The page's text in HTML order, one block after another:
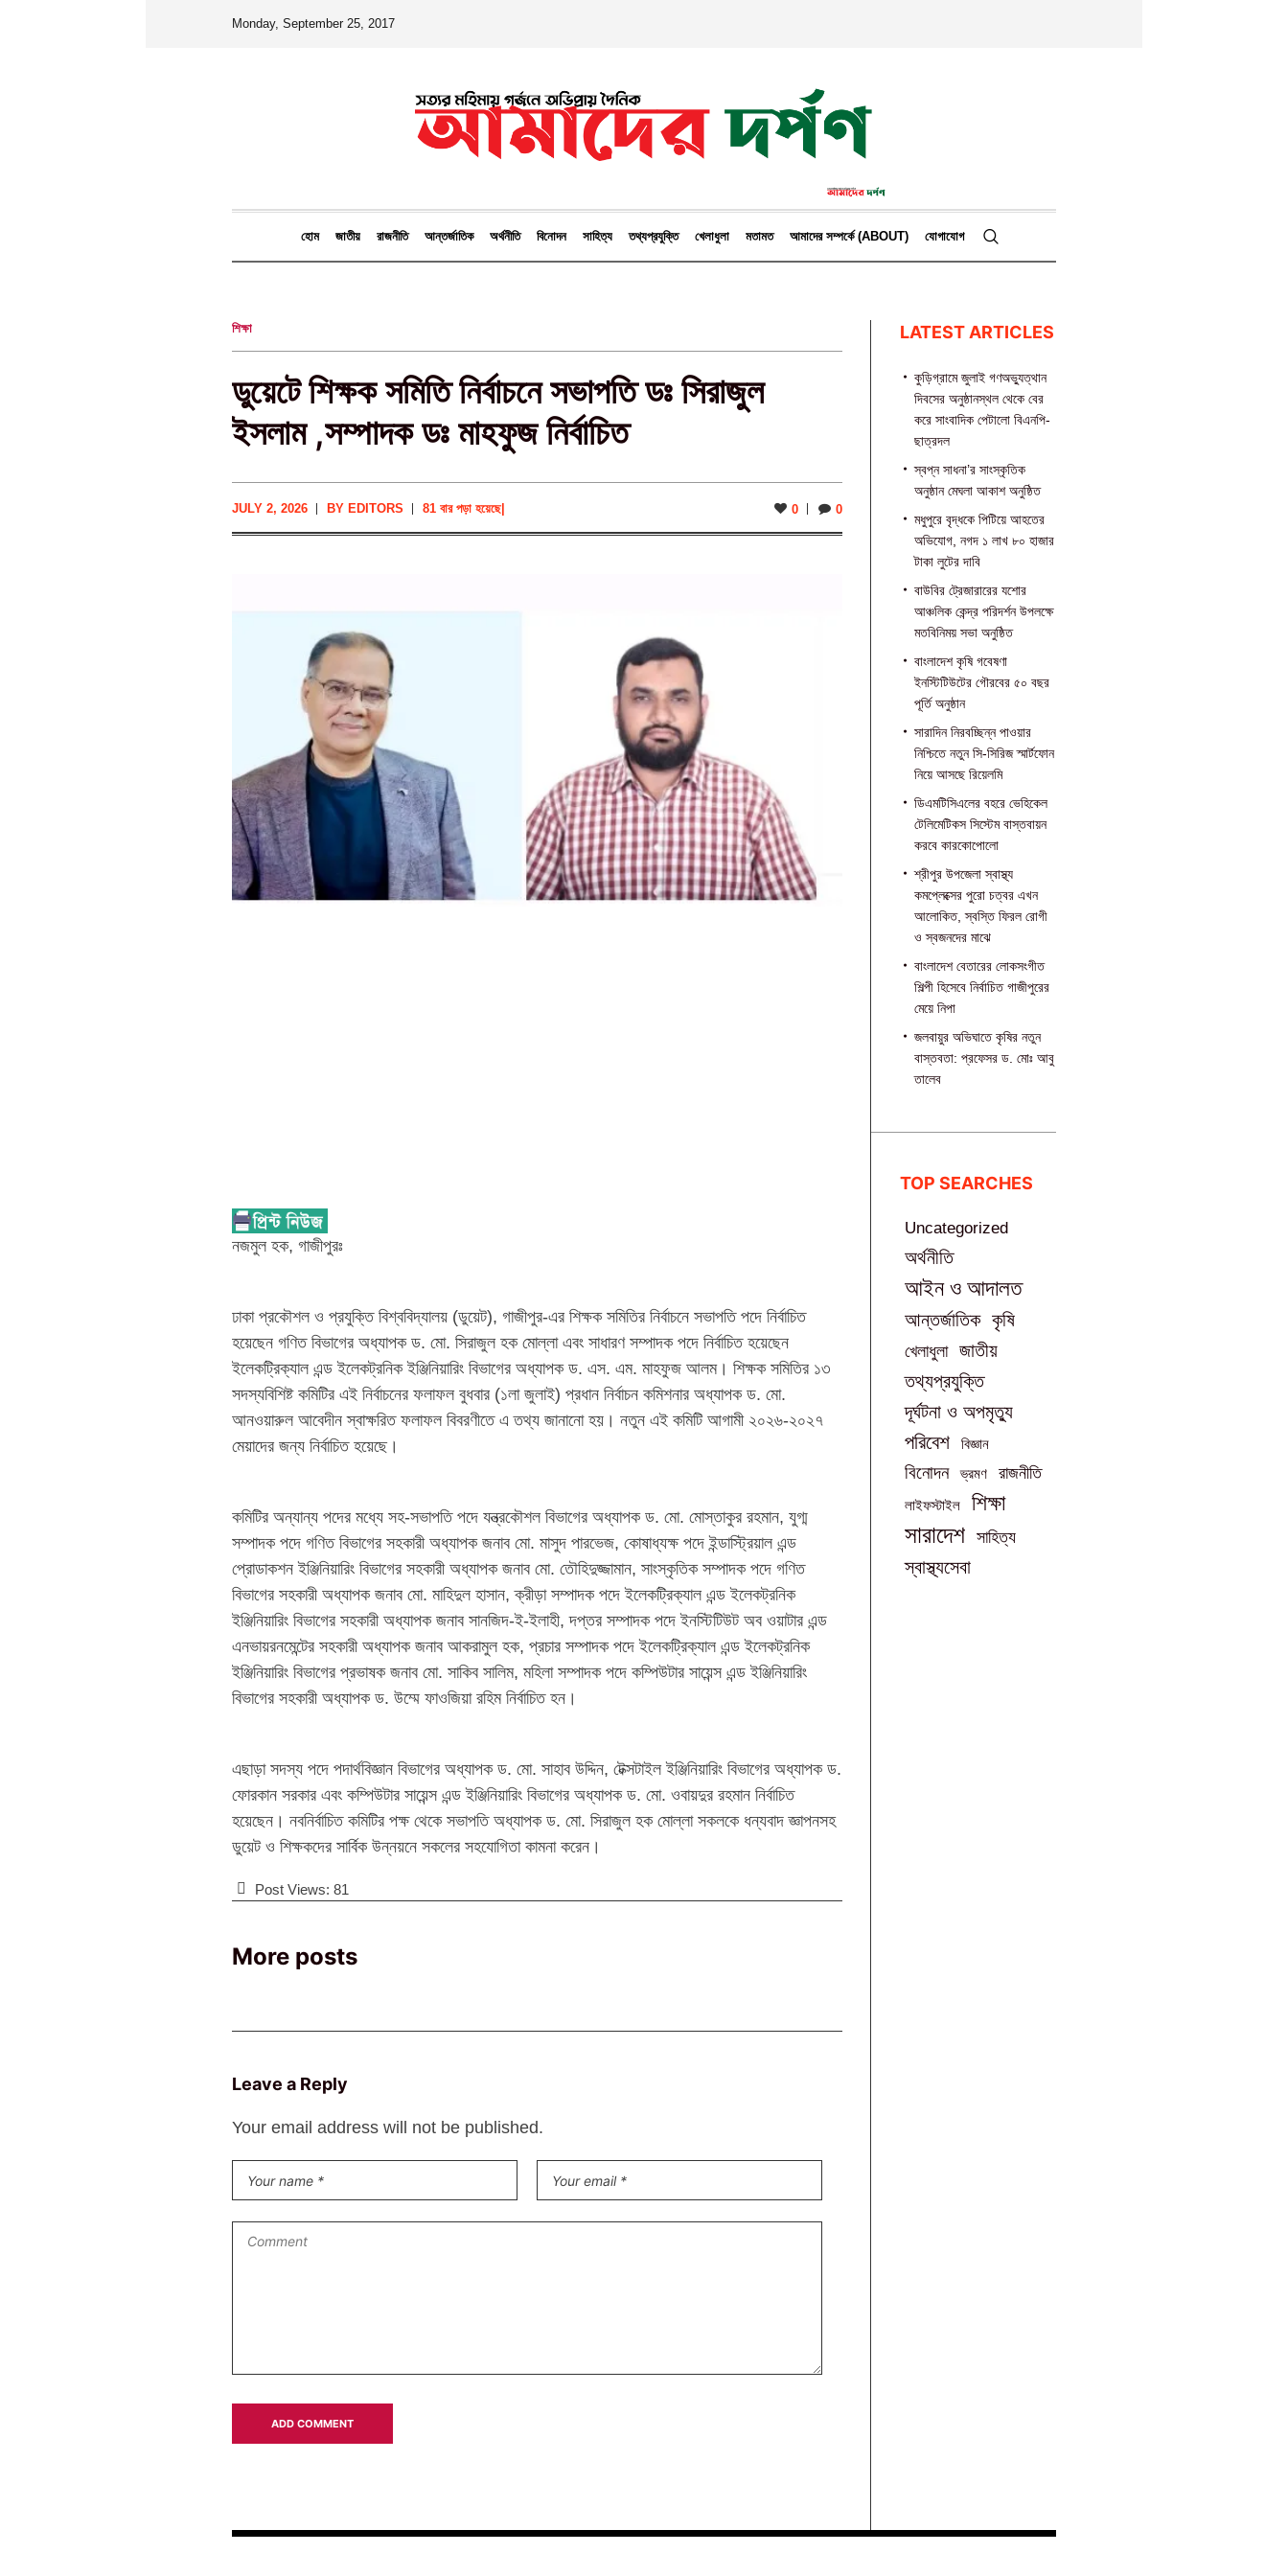
Monday, September 25, 2017
হোম জাতীয় রাজনীতি আন্তর্জাতিক অর্থনীতি বিনোদন সাহিত্য তথ্যপ্রযুক্তি খেলাধুলা মতামত আমাদের সম্পর্কে (ABOUT) যোগাযোগ
শিক্ষা
ডুয়েটে শিক্ষক সমিতি নির্বাচনে সভাপতি ডঃ সিরাজুল
ইসলাম ,সম্পাদক ডঃ মাহফুজ নির্বাচিত
JULY 2, 2026 BY EDITORS |
81 বার পড়া হয়েছে 0 0
নজমুল হক, গাজীপুরঃ
ঢাকা প্রকৌশল ও প্রযুক্তি বিশ্ববিদ্যালয় (ডুয়েট), গাজীপুর-এর শিক্ষক সমিতির নির্বাচনে সভাপতি পদে নির্বাচিত
হয়েছেন গণিত বিভাগের অধ্যাপক ড. মো. সিরাজুল হক মোল্লা এবং সাধারণ সম্পাদক পদে নির্বাচিত হয়েছেন
ইলেকট্রিক্যাল এন্ড ইলেকট্রনিক ইঞ্জিনিয়ারিং বিভাগের অধ্যাপক ড. এস. এম. মাহফুজ আলম। শিক্ষক সমিতির ১৩
সদস্যবিশিষ্ট কমিটির এই নির্বাচনের ফলাফল বুধবার (১লা জুলাই) প্রধান নির্বাচন কমিশনার অধ্যাপক ড. মো.
আনওয়ারুল আবেদীন স্বাক্ষরিত ফলাফল বিবরণীতে এ তথ্য জানানো হয়। নতুন এই কমিটি আগামী ২০২৬-২০২৭
মেয়াদের জন্য নির্বাচিত হয়েছে।
কমিটির অন্যান্য পদের মধ্যে সহ-সভাপতি পদে যন্ত্রকৌশল বিভাগের অধ্যাপক ড. মো. মোস্তাকুর রহমান, যুগ্ম
সম্পাদক পদে গণিত বিভাগের সহকারী অধ্যাপক জনাব মো. মাসুদ পারভেজ, কোষাধ্যক্ষ পদে ইন্ডাস্ট্রিয়াল এন্ড
প্রোডাকশন ইঞ্জিনিয়ারিং বিভাগের সহকারী অধ্যাপক জনাব মো. তৌহিদুজ্জামান, সাংস্কৃতিক সম্পাদক পদে গণিত
বিভাগের সহকারী অধ্যাপক জনাব মো. মাহিদুল হাসান, ক্রীড়া সম্পাদক পদে ইলেকট্রিক্যাল এন্ড ইলেকট্রনিক
ইঞ্জিনিয়ারিং বিভাগের সহকারী অধ্যাপক জনাব সানজিদ-ই-ইলাহী, দপ্তর সম্পাদক পদে ইনস্টিটিউট অব ওয়াটার এন্ড
এনভায়রনমেন্টের সহকারী অধ্যাপক জনাব আকরামুল হক, প্রচার সম্পাদক পদে ইলেকট্রিক্যাল এন্ড ইলেকট্রনিক
ইঞ্জিনিয়ারিং বিভাগের প্রভাষক জনাব মো. সাকিব সালিম, মহিলা সম্পাদক পদে কম্পিউটার সায়েন্স এন্ড ইঞ্জিনিয়ারিং
বিভাগের সহকারী অধ্যাপক ড. উম্মে ফাওজিয়া রহিম নির্বাচিত হন।
এছাড়া সদস্য পদে পদার্থবিজ্ঞান বিভাগের অধ্যাপক ড. মো. সাহাব উদ্দিন, টেক্সটাইল ইঞ্জিনিয়ারিং বিভাগের অধ্যাপক ড.
ফোরকান সরকার এবং কম্পিউটার সায়েন্স এন্ড ইঞ্জিনিয়ারিং বিভাগের অধ্যাপক ড. মো. ওবায়দুর রহমান নির্বাচিত
হয়েছেন। নবনির্বাচিত কমিটির পক্ষ থেকে সভাপতি অধ্যাপক ড. মো. সিরাজুল হক মোল্লা সকলকে ধন্যবাদ জ্ঞাপনসহ
ডুয়েট ও শিক্ষকদের সার্বিক উন্নয়নে সকলের সহযোগিতা কামনা করেন।
Post Views: 81
More posts
Leave a Reply
Your email address will not be published.
LATEST ARTICLES
কুড়িগ্রামে জুলাই গণঅভ্যুত্থান
দিবসের অনুষ্ঠানস্থল থেকে বের
করে সাংবাদিক পেটালো বিএনপি-
ছাত্রদল
স্বপ্ন সাধনা’র সাংস্কৃতিক
অনুষ্ঠান মেঘলা আকাশ অনুষ্ঠিত
মধুপুরে বৃদ্ধকে পিটিয়ে আহতের
অভিযোগ, নগদ ১ লাখ ৮০ হাজার
টাকা লুটের দাবি
বাউবির ট্রেজারারের যশোর
আঞ্চলিক কেন্দ্র পরিদর্শন উপলক্ষে
মতবিনিময় সভা অনুষ্ঠিত
বাংলাদেশ কৃষি গবেষণা
ইনস্টিটিউটের গৌরবের ৫০ বছর
পূর্তি অনুষ্ঠান
সারাদিন নিরবচ্ছিন্ন পাওয়ার
নিশ্চিতে নতুন সি-সিরিজ স্মার্টফোন
নিয়ে আসছে রিয়েলমি
ডিএমটিসিএলের বহরে ভেহিকেল
টেলিমেটিকস সিস্টেম বাস্তবায়ন
করবে কারকোপোলো
শ্রীপুর উপজেলা স্বাস্থ্য
কমপ্লেক্সের পুরো চত্বর এখন
আলোকিত, স্বস্তি ফিরল রোগী
ও স্বজনদের মাঝে‎
বাংলাদেশ বেতারের লোকসংগীত
শিল্পী হিসেবে নির্বাচিত গাজীপুরের
মেয়ে নিপা
জলবায়ুর অভিঘাতে কৃষির নতুন
বাস্তবতা: প্রফেসর ড. মোঃ আবু
তালেব
TOP SEARCHES
Uncategorized
অর্থনীতি
আইন ও আদালত
আন্তর্জাতিক কৃষি
খেলাধুলা জাতীয়
তথ্যপ্রযুক্তি
দূর্ঘটনা ও অপমৃত্যু
পরিবেশ বিজ্ঞান
বিনোদন ভ্রমণ রাজনীতি
লাইফস্টাইল শিক্ষা
সারাদেশ সাহিত্য
স্বাস্থ্যসেবা